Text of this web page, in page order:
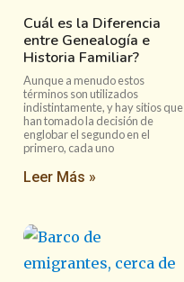
Cuál es la Diferencia
entre Genealogía e
Historia Familiar?
Aunque a menudo estos
términos son utilizados
indistintamente, y hay sitios que
han tomado la decisión de
englobar el segundo en el
primero, cada uno
Leer Más »